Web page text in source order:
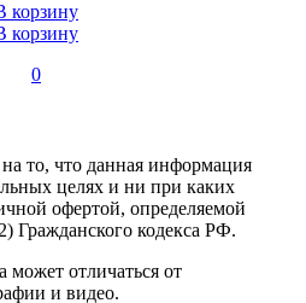
корзину
корзину
0
то, что данная информация
целях и ни при каких
офертой, определяемой
Гражданского кодекса РФ.
отличаться от
и видео.